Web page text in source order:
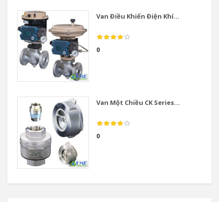
Van Điều Khiển Điện Khí...
0
Van Một Chiều CK Series...
0